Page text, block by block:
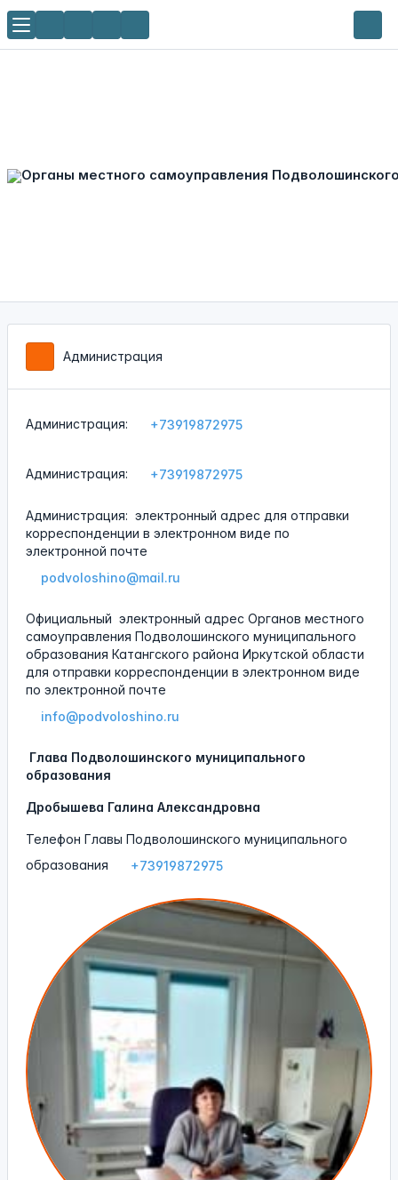
Администрация
Администрация: +73919872975
Администрация: +73919872975
Администрация: электронный адрес для отправки
корреспонденции в электронном виде по
электронной почте
podvoloshino@mail.ru
Официальный электронный адрес Органов местного
самоуправления Подволошинского муниципального
образования Катангского района Иркутской области
для отправки корреспонденции в электронном виде
по электронной почте
info@podvoloshino.ru
Глава Подволошинского муниципального
образования
Дробышева Галина Александровна
Телефон Главы Подволошинского муниципального
образования
+73919872975